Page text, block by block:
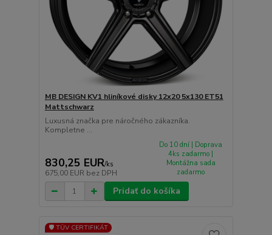
MB DESIGN KV1 hliníkové disky 12x20 5x130 ET51
Mattschwarz
Luxusná značka pre náročného zákazníka.
Kompletne ...
830,25 EUR/ks
675,00 EUR bez DPH
Do 10 dní | Doprava
4ks zadarmo |
Montážna sada
zadarmo
Pridať do košíka
🛡️ TÜV CERTIFIKÁT